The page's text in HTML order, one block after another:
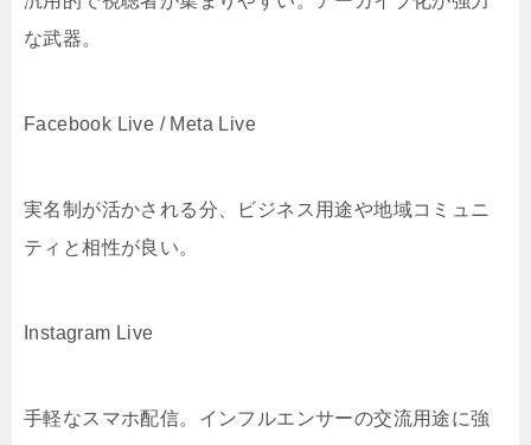
な武器。
Facebook Live / Meta Live
実名制が活かされる分、ビジネス用途や地域コミュニ
ティと相性が良い。
Instagram Live
手軽なスマホ配信。インフルエンサーの交流用途に強